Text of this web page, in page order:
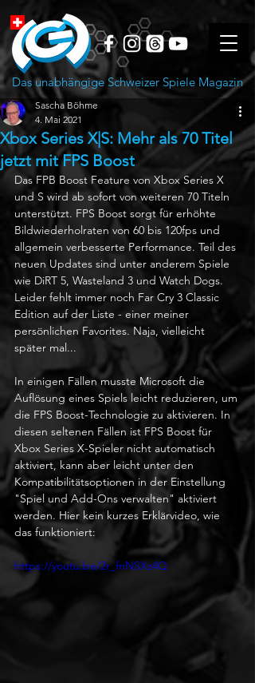
Das unabhängige Schweizer Spiele Magazin
Xbox Series X|S: Mehr als 70 Titel
jetzt mit FPS Boost
Sascha Böhme
4. Mai 2021
Das FPB Boost Feature von Xbox Series X
und S wird ab sofort von weiteren 70 Titeln
unterstützt. FPS Boost sorgt für erhöhte
Bildwiederholraten von 60 bis 120fps und
allgemein verbesserte Performance. Teil des
neuen Updates sind unter anderem Spiele
wie DiRT 5, Wasteland 3 und Watch Dogs.
Leider fehlt immer noch Far Cry 3 Classic
Edition auf der Liste - einer meiner
persönlichen Favorites. Naja, vielleicht
später mal...
In einigen Fällen musste Microsoft die
Auflösung eines Spiels leicht reduzieren, um
die FPS Boost-Technologie zu aktivieren. In
diesen seltenen Fällen ist FPS Boost für
Xbox Series X-Spieler nicht automatisch
aktiviert, kann aber leicht unter den
Kompatibilitätsoptionen in der Einstellung
"Spiel und Add-Ons verwalten" aktiviert
werden. Hier kein kurzes Erklärvideo, wie
das funktioniert:
https://youtu.be/2r_fnNSXz4Q